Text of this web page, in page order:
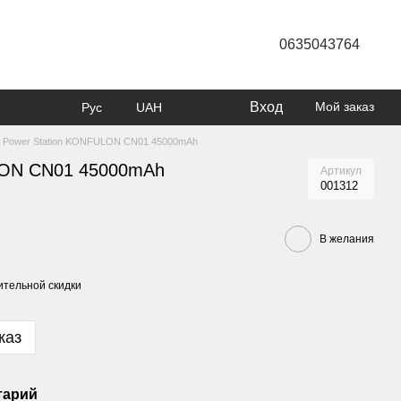
0635043764
Рус UAH Вход Мой заказ
Power Station KONFULON CN01 45000mAh
CN01 45000mAh Артикул
001312
В желания
скидки